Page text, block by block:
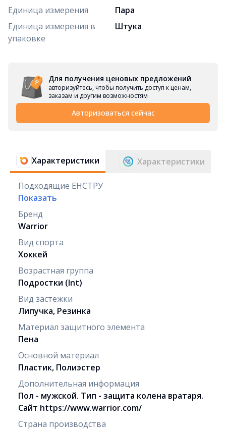
Единица измерения
Пара
Единица измерения в
упаковке
Штука
Для получения ценовых предложений
авторизуйтесь, чтобы получить доступ к ценам,
заказам и другим возможностям
Авторизоваться сейчас
Характеристики Характеристики
Подходящие ЕНСТРУ
Показать
Бренд
Warrior
Вид спорта
Хоккей
Возрастная группа
Подростки (Int)
Вид застежки
Липучка, Резинка
Материал защитного элемента
Пена
Основной материал
Пластик, Полиэстер
Дополнительная информация
Пол - мужской. Тип - защита колена вратаря.
Сайт https://www.warrior.com/
Страна производства